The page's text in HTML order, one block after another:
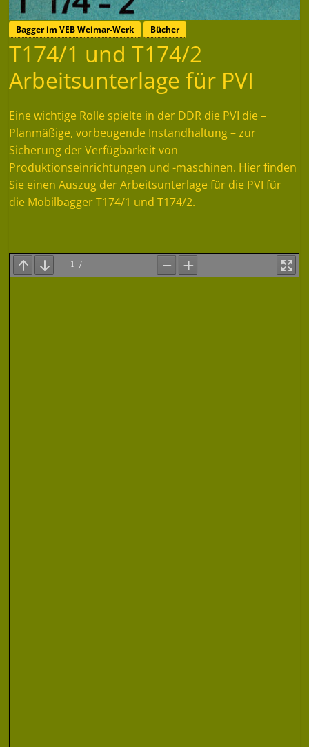
Bagger im VEB Weimar-Werk Bücher
T174/1 und T174/2
Arbeitsunterlage für PVI
Eine wichtige Rolle spielte in der DDR die PVI die –
Planmäßige, vorbeugende Instandhaltung – zur
Sicherung der Verfügbarkeit von
Produktionseinrichtungen und -maschinen. Hier finden
Sie einen Auszug der Arbeitsunterlage für die PVI für
die Mobilbagger T174/1 und T174/2.